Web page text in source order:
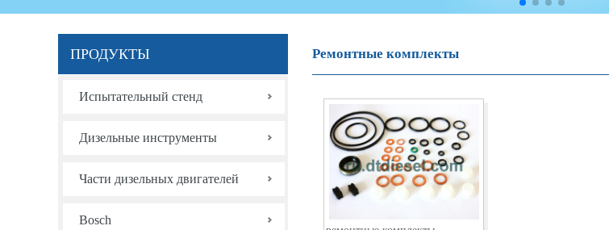
ПРОДУКТЫ
Испытательный стенд
Дизельные инструменты
Части дизельных двигателей
Bosch
Ремонтные комплекты